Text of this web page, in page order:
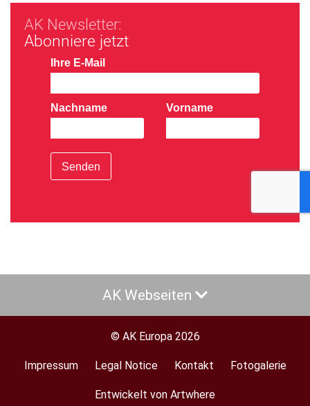
AK Newsletter:
Abonniere jetzt
Ihre E-Mail
Nachname Vorname
Senden
AK Webseiten
© AK Europa 2026
Footer
Impressum Legal Notice Kontakt Fotogalerie
Entwickelt von Artwhere